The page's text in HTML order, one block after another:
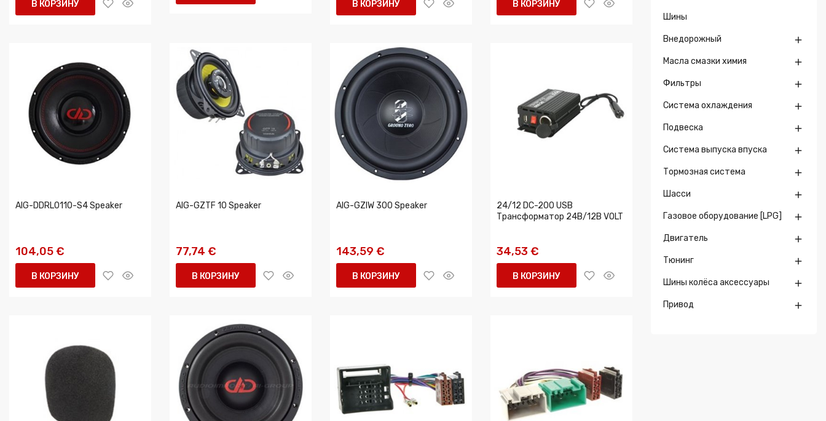
В КОРЗИНУ В КОРЗИНУ В КОРЗИНУ
AIG-DDRL0110-S4 Speaker
104,05 €
В КОРЗИНУ
AIG-GZTF 10 Speaker
77,74 €
В КОРЗИНУ
AIG-GZIW 300 Speaker
143,59 €
В КОРЗИНУ
24/12 DC-200 USB
Трансформатор 24В/12В VOLT
34,53 €
В КОРЗИНУ
Шины
Внедорожный 
Масла смазки химия 
Фильтры 
Система охлаждения 
Подвеска 
Система выпуска впуска 
Тормозная система 
Шасси 
Газовое оборудование [LPG] 
Двигатель 
Тюнинг 
Шины колёса аксессуары 
Привод 